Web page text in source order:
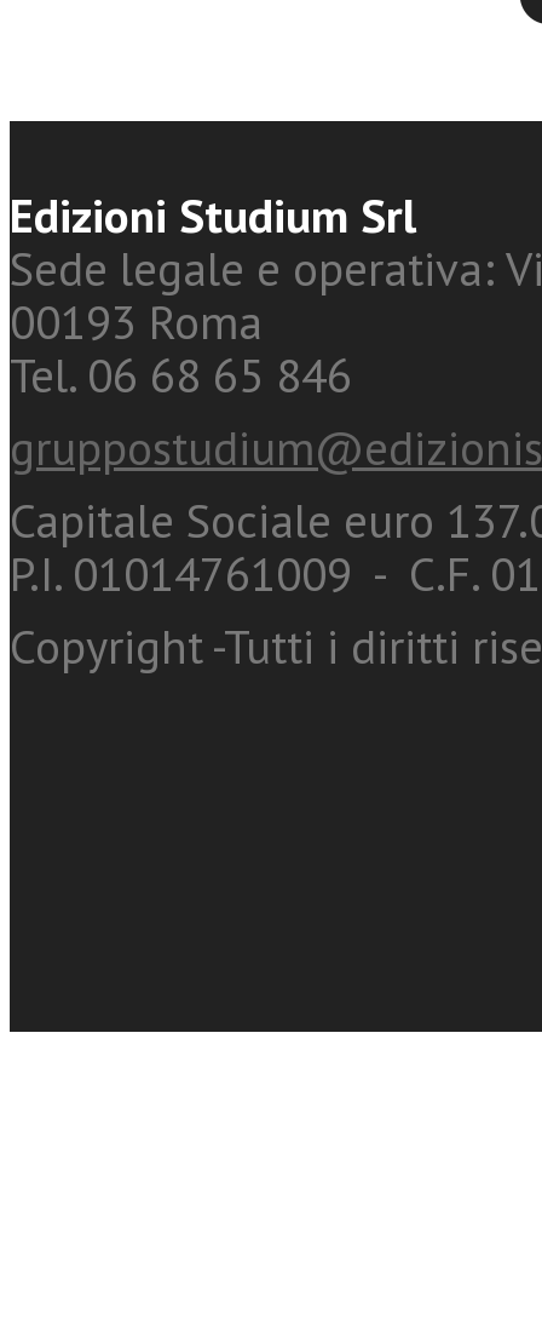
Edizioni Studium Srl
Sede legale e operativa:
00193 Roma
Tel. 06 68 65 846
Capitale Sociale euro
P.I. 01014761009 - C.F.
Copyright -Tutti i diritti